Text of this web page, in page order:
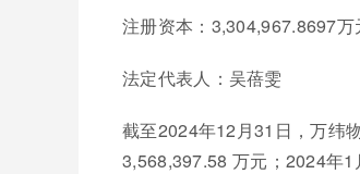
注册资本：3,304,967.8697万
法定代表人：吴蓓雯
截至2024年12月31日，万纬
3,568,397.58 万元；2024年